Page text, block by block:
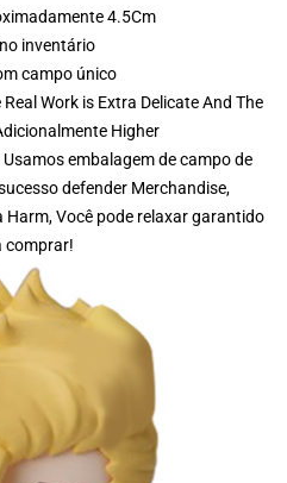
4.5Cm
inventário
campo único
Work is Extra Delicate And The
Higher
embalagem de campo de
defender Merchandise,
Você pode relaxar garantido
comprar!